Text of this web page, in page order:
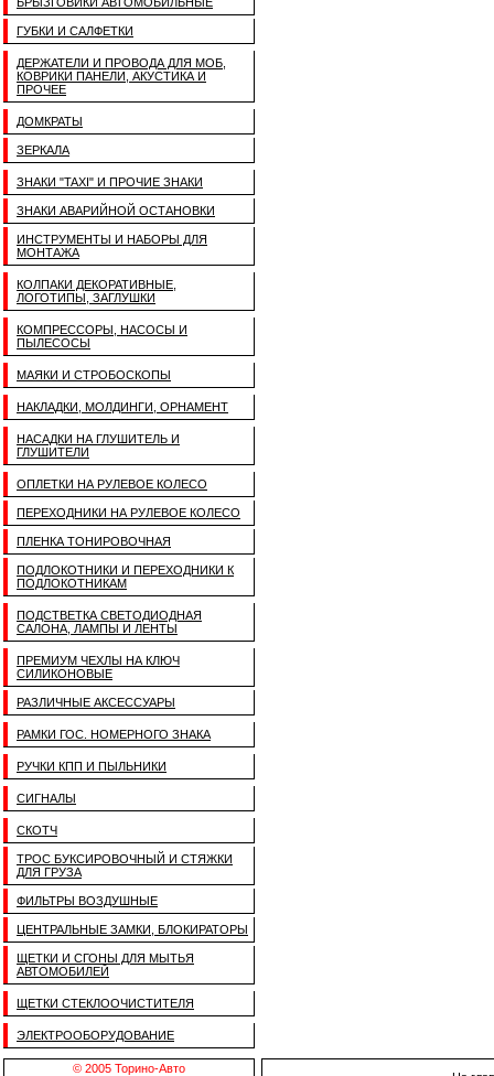
ГУБКИ И САЛФЕТКИ
ДЕРЖАТЕЛИ И ПРОВОДА ДЛЯ МОБ,
КОВРИКИ ПАНЕЛИ, АКУСТИКА И
ПРОЧЕЕ
ДОМКРАТЫ
ЗЕРКАЛА
ЗНАКИ "TAXI" И ПРОЧИЕ ЗНАКИ
ЗНАКИ АВАРИЙНОЙ ОСТАНОВКИ
ИНСТРУМЕНТЫ И НАБОРЫ ДЛЯ
МОНТАЖА
КОЛПАКИ ДЕКОРАТИВНЫЕ,
ЛОГОТИПЫ, ЗАГЛУШКИ
КОМПРЕССОРЫ, НАСОСЫ И
ПЫЛЕСОСЫ
МАЯКИ И СТРОБОСКОПЫ
НАКЛАДКИ, МОЛДИНГИ, ОРНАМЕНТ
НАСАДКИ НА ГЛУШИТЕЛЬ И
ГЛУШИТЕЛИ
ОПЛЕТКИ НА РУЛЕВОЕ КОЛЕСО
ПЕРЕХОДНИКИ НА РУЛЕВОЕ КОЛЕСО
ПЛЕНКА ТОНИРОВОЧНАЯ
ПОДЛОКОТНИКИ И ПЕРЕХОДНИКИ К
ПОДЛОКОТНИКАМ
ПОДСТВЕТКА СВЕТОДИОДНАЯ
САЛОНА, ЛАМПЫ И ЛЕНТЫ
ПРЕМИУМ ЧЕХЛЫ НА КЛЮЧ
СИЛИКОНОВЫЕ
РАЗЛИЧНЫЕ АКСЕССУАРЫ
РАМКИ ГОС. НОМЕРНОГО ЗНАКА
РУЧКИ КПП И ПЫЛЬНИКИ
СИГНАЛЫ
СКОТЧ
ТРОС БУКСИРОВОЧНЫЙ И СТЯЖКИ
ДЛЯ ГРУЗА
ФИЛЬТРЫ ВОЗДУШНЫЕ
ЦЕНТРАЛЬНЫЕ ЗАМКИ, БЛОКИРАТОРЫ
ЩЕТКИ И СГОНЫ ДЛЯ МЫТЬЯ
АВТОМОБИЛЕЙ
ЩЕТКИ СТЕКЛООЧИСТИТЕЛЯ
ЭЛЕКТРООБОРУДОВАНИЕ
© 2005 Торино-Авто